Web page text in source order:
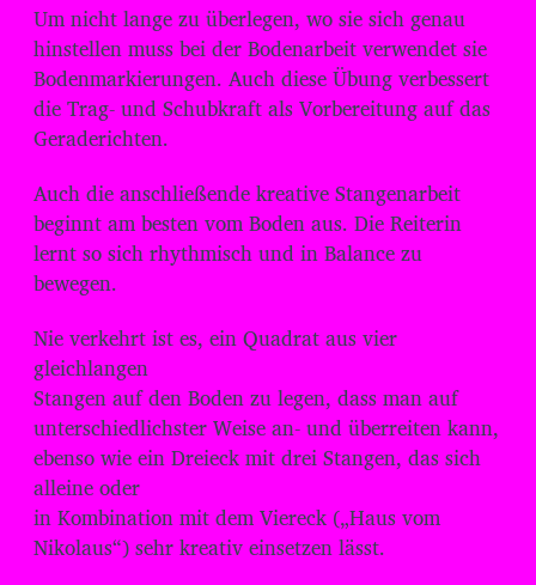
Um nicht lange zu überlegen, wo sie sich genau
hinstellen muss bei der Bodenarbeit verwendet sie
Bodenmarkierungen. Auch diese Übung verbessert
die Trag- und Schubkraft als Vorbereitung auf das
Geraderichten.
Auch die anschließende kreative Stangenarbeit
beginnt am besten vom Boden aus. Die Reiterin
lernt so sich rhythmisch und in Balance zu
bewegen.
Nie verkehrt ist es, ein Quadrat aus vier
gleichlangen
Stangen auf den Boden zu legen, dass man auf
unterschiedlichster Weise an- und überreiten kann,
ebenso wie ein Dreieck mit drei Stangen, das sich
alleine oder
in Kombination mit dem Viereck („Haus vom
Nikolaus“) sehr kreativ einsetzen lässt.